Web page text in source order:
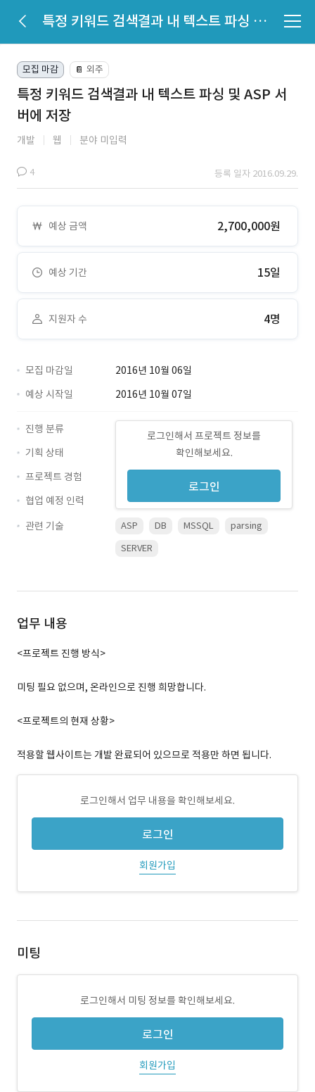
특정 키워드 검색결과 내 텍스트 파싱 및 ASP 서버에 저장
모집 마감 📔 외주
특정 키워드 검색결과 내 텍스트 파싱 및 ASP 서
버에 저장
개발 웹 분야 미입력
4 등록 일자 2016.09.29.
예상 금액 2,700,000원
예상 기간 15일
지원자 수 4명
모집 마감일
2016년 10월 06일
예상 시작일
2016년 10월 07일
로그인해서 프로젝트 정보를
확인해보세요.
로그인
진행 분류
기획 상태
프로젝트 경험
협업 예정 인력
관련 기술
ASP DB MSSQL
parsing
SERVER
업무 내용
<프로젝트 진행 방식>
미팅 필요 없으며, 온라인으로 진행 희망합니다.
<프로젝트의 현재 상황>
적용할 웹사이트는 개발 완료되어 있으므로 적용만 하면 됩니다.
로그인해서 업무 내용을 확인해보세요.
로그인
회원가입
미팅
로그인해서 미팅 정보를 확인해보세요.
로그인
회원가입